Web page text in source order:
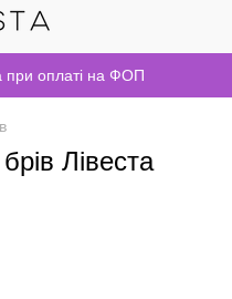
при оплаті на ФОП
Лівеста